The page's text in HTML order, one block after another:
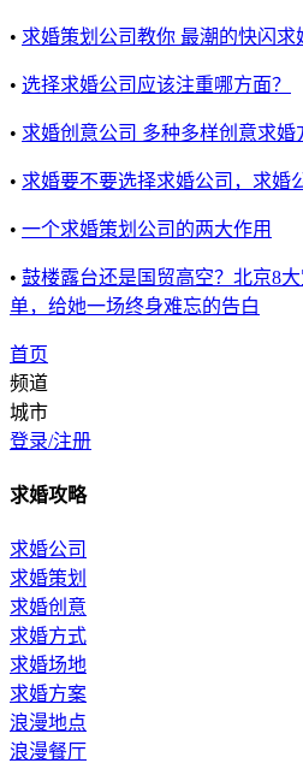
• 求婚策划公司教你 最潮的快闪求
• 选择求婚公司应该注重哪方面？
• 求婚创意公司 多种多样创意求婚
• 求婚要不要选择求婚公司，求婚
• 一个求婚策划公司的两大作用
• 鼓楼露台还是国贸高空？北京8
单，给她一场终身难忘的告白
首页
频道
城市
登录/注册
求婚攻略
求婚公司
求婚策划
求婚创意
求婚方式
求婚场地
求婚方案
浪漫地点
浪漫餐厅